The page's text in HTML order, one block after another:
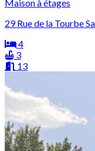
Maison à étages
29 Rue de la Tourbe
4
3
13